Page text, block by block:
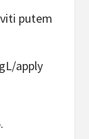
putem
apply